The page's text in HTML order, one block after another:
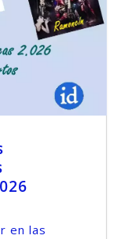
en las